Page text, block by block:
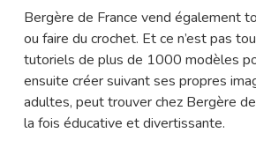
Bergère de France vend également
ou faire du crochet. Et ce n’est pas
tutoriels de plus de 1000 modèles
ensuite créer suivant ses propres
adultes, peut trouver chez Bergère
la fois éducative et divertissante.